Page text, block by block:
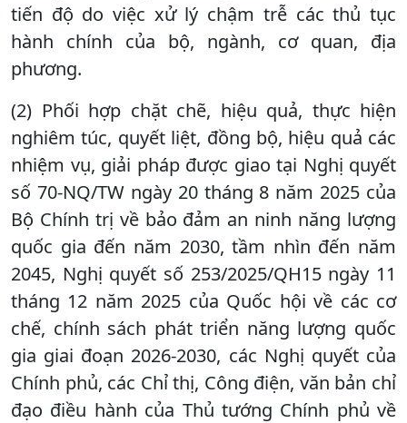
tiến độ do việc xử lý chậm trễ các thủ tục
hành chính của bộ, ngành, cơ quan, địa
phương.
(2) Phối hợp chặt chẽ, hiệu quả, thực hiện
nghiêm túc, quyết liệt, đồng bộ, hiệu quả các
nhiệm vụ, giải pháp được giao tại Nghị quyết
số 70-NQ/TW ngày 20 tháng 8 năm 2025 của
Bộ Chính trị về bảo đảm an ninh năng lượng
quốc gia đến năm 2030, tầm nhìn đến năm
2045, Nghị quyết số 253/2025/QH15 ngày 11
tháng 12 năm 2025 của Quốc hội về các cơ
chế, chính sách phát triển năng lượng quốc
gia giai đoạn 2026-2030, các Nghị quyết của
Chính phủ, các Chỉ thị, Công điện, văn bản chỉ
đạo điều hành của Thủ tướng Chính phủ về